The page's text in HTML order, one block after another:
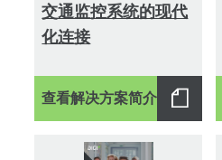
交通监控系统的现代
化连接
查看解决方案简介